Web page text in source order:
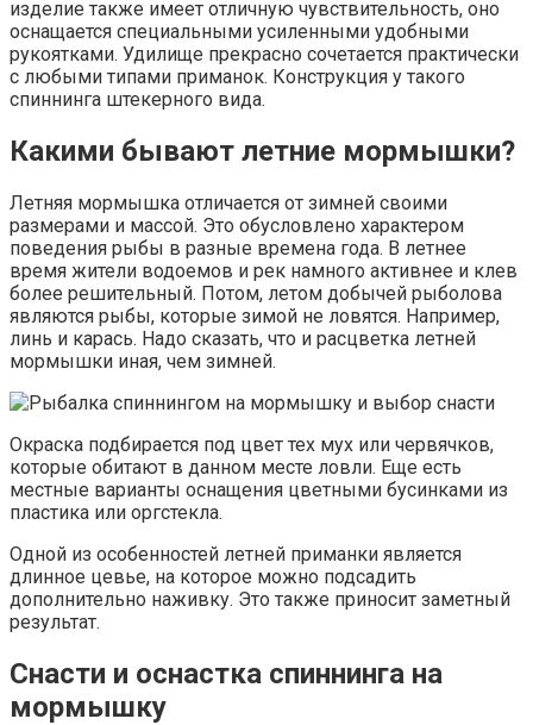
изделие также имеет отличную чувствительность, оно
оснащается специальными усиленными удобными
рукоятками. Удилище прекрасно сочетается практически
с любыми типами приманок. Конструкция у такого
спиннинга штекерного вида.
Какими бывают летние мормышки?
Летняя мормышка отличается от зимней своими
размерами и массой. Это обусловлено характером
поведения рыбы в разные времена года. В летнее
время жители водоемов и рек намного активнее и клев
более решительный. Потом, летом добычей рыболова
являются рыбы, которые зимой не ловятся. Например,
линь и карась. Надо сказать, что и расцветка летней
мормышки иная, чем зимней.
Окраска подбирается под цвет тех мух или червячков,
которые обитают в данном месте ловли. Еще есть
местные варианты оснащения цветными бусинками из
пластика или оргстекла.
Одной из особенностей летней приманки является
длинное цевье, на которое можно подсадить
дополнительно наживку. Это также приносит заметный
результат.
Снасти и оснастка спиннинга на
мормышку